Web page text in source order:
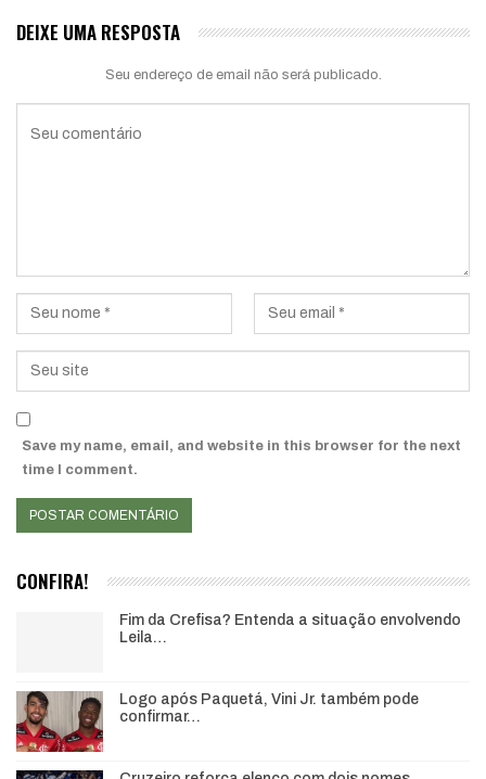
DEIXE UMA RESPOSTA
Seu endereço de email não será publicado.
Save my name, email, and website in this browser for the next
time I comment.
CONFIRA!
Fim da Crefisa? Entenda a situação envolvendo
Leila…
Logo após Paquetá, Vini Jr. também pode
confirmar…